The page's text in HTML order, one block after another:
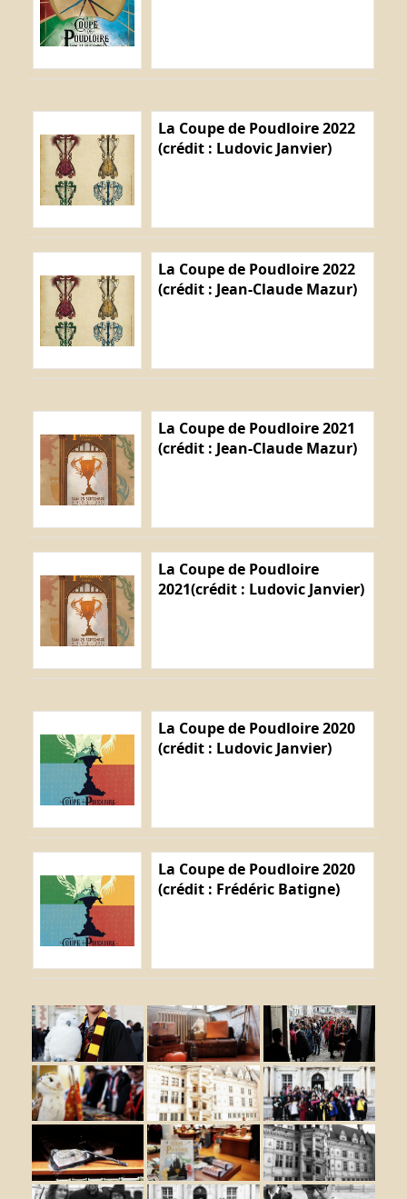
La Coupe de Poudloire 2022
(crédit : Ludovic Janvier)
La Coupe de Poudloire 2022
(crédit : Jean-Claude Mazur)
La Coupe de Poudloire 2021
(crédit : Jean-Claude Mazur)
La Coupe de Poudloire
2021(crédit : Ludovic Janvier)
La Coupe de Poudloire 2020
(crédit : Ludovic Janvier)
La Coupe de Poudloire 2020
(crédit : Frédéric Batigne)